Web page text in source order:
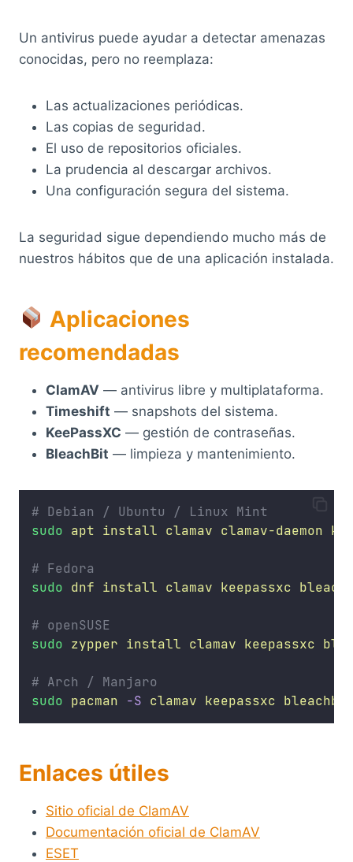
Un antivirus puede ayudar a detectar amenazas
conocidas, pero no reemplaza:
Las actualizaciones periódicas.
Las copias de seguridad.
El uso de repositorios oficiales.
La prudencia al descargar archivos.
Una configuración segura del sistema.
La seguridad sigue dependiendo mucho más de
nuestros hábitos que de una aplicación instalada.
Aplicaciones
recomendadas
ClamAV — antivirus libre y multiplataforma.
Timeshift — snapshots del sistema.
KeePassXC — gestión de contraseñas.
BleachBit — limpieza y mantenimiento.
# Debian / Ubuntu / Linux Mint
sudo apt install clamav clamav-daemon
# Fedora
sudo dnf install clamav keepassxc
# openSUSE
sudo zypper install clamav keepassxc
# Arch / Manjaro
sudo pacman -S clamav keepassxc
Enlaces útiles
Sitio oficial de ClamAV
Documentación oficial de ClamAV
ESET